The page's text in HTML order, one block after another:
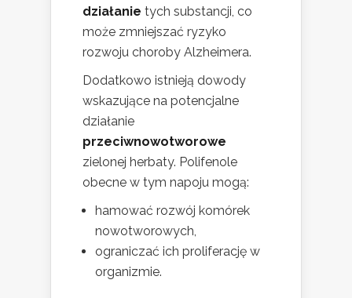
działanie tych substancji, co
może zmniejszać ryzyko
rozwoju choroby Alzheimera.
Dodatkowo istnieją dowody
wskazujące na potencjalne
działanie
przeciwnowotworowe
zielonej herbaty. Polifenole
obecne w tym napoju mogą:
hamować rozwój komórek
nowotworowych,
ograniczać ich proliferację w
organizmie.